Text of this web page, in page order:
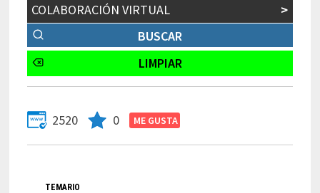
COLABORACIÓN VIRTUAL >
2520 0
TEMARIO